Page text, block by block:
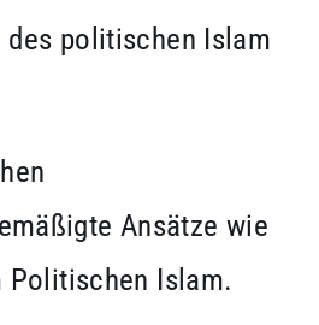
des politischen Islam
Ansätze wie
Politischen Islam.